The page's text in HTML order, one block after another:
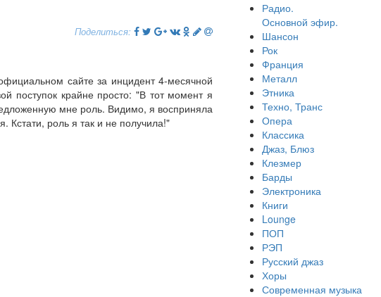
Поделиться:
сайте за инцидент 4-месячной
поступок крайне просто: "В тот момент я
мне роль. Видимо, я восприняла
Кстати, роль я так и не получила!"
Радио.
Основной эфир.
Шансон
Рок
Франция
Металл
Этника
Техно, Транс
Опера
Классика
Джаз, Блюз
Клезмер
Барды
Электроника
Книги
Lounge
ПОП
РЭП
Русский джаз
Хоры
Современная музыка